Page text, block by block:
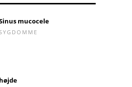
mucocele
højde